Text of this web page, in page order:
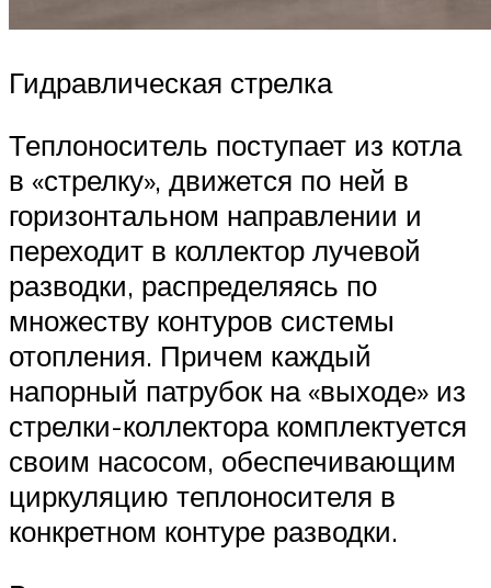
Гидравлическая стрелка
Теплоноситель поступает из котла
в «стрелку», движется по ней в
горизонтальном направлении и
переходит в коллектор лучевой
разводки, распределяясь по
множеству контуров системы
отопления. Причем каждый
напорный патрубок на «выходе» из
стрелки-коллектора комплектуется
своим насосом, обеспечивающим
циркуляцию теплоносителя в
конкретном контуре разводки.